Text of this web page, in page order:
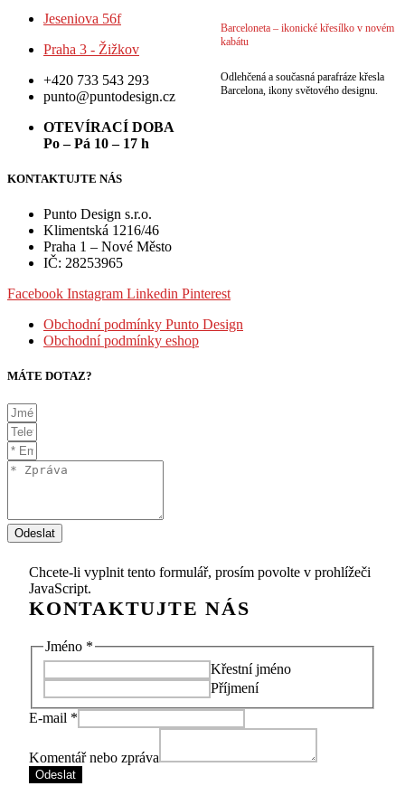
Barceloneta – ikonické křesílko v novém
kabátu
Odlehčená a současná parafráze křesla
Barcelona, ikony světového designu.
Jeseniova 56f
Praha 3 - Žižkov
+420 733 543 293
punto@puntodesign.cz
OTEVÍRACÍ DOBA
Po – Pá 10 – 17 h
KONTAKTUJTE NÁS
Punto Design s.r.o.
Klimentská 1216/46
Praha 1 – Nové Město
IČ: 28253965
Facebook Instagram Linkedin Pinterest
Obchodní podmínky Punto Design
Obchodní podmínky eshop
MÁTE DOTAZ?
Odeslat
Chcete-li vyplnit tento formulář, prosím povolte v prohlížeči
JavaScript.
Jméno *
Křestní jméno
Příjmení
E-mail *
Komentář
nebo
Jméno
*
Komentář nebo zpráva
Odeslat